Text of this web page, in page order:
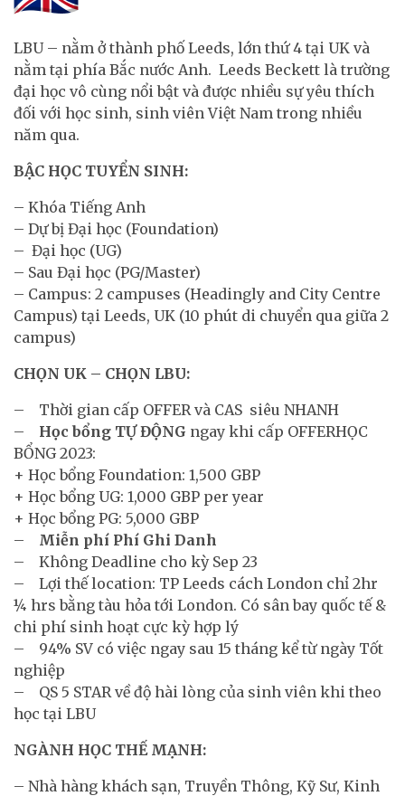
LBU – nằm ở thành phố Leeds, lớn thứ 4 tại UK và
nằm tại phía Bắc nước Anh. Leeds Beckett là trường
đại học vô cùng nổi bật và được nhiều sự yêu thích
đối với học sinh, sinh viên Việt Nam trong nhiều
năm qua.
BẬC HỌC TUYỂN SINH:
– Khóa Tiếng Anh
– Dự bị Đại học (Foundation)
– Đại học (UG)
– Sau Đại học (PG/Master)
– Campus: 2 campuses (Headingly and City Centre
Campus) tại Leeds, UK (10 phút di chuyển qua giữa 2
campus)
CHỌN UK – CHỌN LBU:
– Thời gian cấp OFFER và CAS siêu NHANH
– Học bổng TỰ ĐỘNG ngay khi cấp OFFERHỌC
BỔNG 2023:
+ Học bổng Foundation: 1,500 GBP
+ Học bổng UG: 1,000 GBP per year
+ Học bổng PG: 5,000 GBP
–
Miễn phí Phí Ghi Danh
– Không Deadline cho kỳ Sep 23
– Lợi thế location: TP Leeds cách London chỉ 2hr
¼ hrs bằng tàu hỏa tới London. Có sân bay quốc tế &
chi phí sinh hoạt cực kỳ hợp lý
– 94% SV có việc ngay sau 15 tháng kể từ ngày Tốt
nghiệp
– QS 5 STAR về độ hài lòng của sinh viên khi theo
học tại LBU
NGÀNH HỌC THẾ MẠNH:
– Nhà hàng khách sạn, Truyền Thông, Kỹ Sư, Kinh